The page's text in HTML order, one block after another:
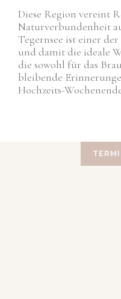
Diese Region vereint
Naturverbundenheit
Tegernsee ist einer der
und damit die ideale
die sowohl für das
bleibende
Hochzeits-